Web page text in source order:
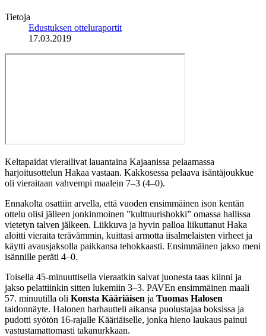
Tietoja
Edustuksen otteluraportit
17.03.2019
Keltapaidat vierailivat lauantaina Kajaanissa pelaamassa
harjoitusottelun Hakaa vastaan. Kakkosessa pelaava isäntäjoukkue
oli vieraitaan vahvempi maalein 7–3 (4–0).
Ennakolta osattiin arvella, että vuoden ensimmäinen ison kentän
ottelu olisi jälleen jonkinmoinen ”kulttuurishokki” omassa hallissa
vietetyn talven jälkeen. Liikkuva ja hyvin palloa liikuttanut Haka
aloitti vieraita terävämmin, kuittasi armotta iisalmelaisten virheet ja
käytti avausjaksolla paikkansa tehokkaasti. Ensimmäinen jakso meni
isännille peräti 4–0.
Toisella 45-minuuttisella vieraatkin saivat juonesta taas kiinni ja
jakso pelattiinkin sitten lukemiin 3–3. PAVEn ensimmäinen maali
57. minuutilla oli Konsta Kääriäisen ja Tuomas Halosen
taidonnäyte. Halonen harhautteli aikansa puolustajaa boksissa ja
pudotti syötön 16-rajalle Kääriäiselle, jonka hieno laukaus painui
vastustamattomasti takanurkkaan.